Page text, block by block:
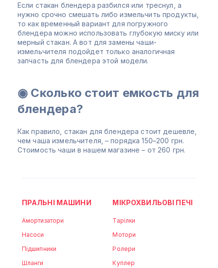
Если стакан блендера разбился или треснул, а
нужно срочно смешать либо измельчить продукты,
то как временный вариант для погружного
блендера можно использовать глубокую миску или
мерный стакан. А вот для замены чаши-
измельчителя подойдет только аналогичная
запчасть для блендера этой модели.
◉ Сколько стоит емкость для
блендера?
Как правило, стакан для блендера стоит дешевле,
чем чаша измельчителя, – порядка 150–200 грн.
Стоимость чаши в нашем магазине – от 260 грн.
ПРАЛЬНІ МАШИНИ
Амортизатори
Насоси
Підшипники
Шланги
МІКРОХВИЛЬОВІ ПЕЧІ
Тарілки
Мотори
Ролери
Куплер